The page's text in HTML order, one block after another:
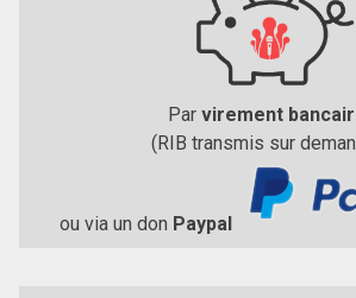
Par virement
(RIB transmis sur
ou via un don Paypal